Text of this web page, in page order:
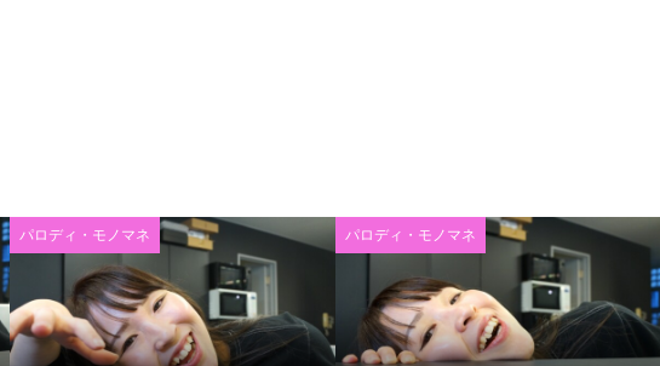
パロディ・モノマネ パロディ・モノマネ